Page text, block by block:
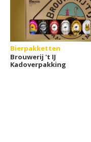
Bierpakketten
Brouwerij 't IJ
Kadoverpakking